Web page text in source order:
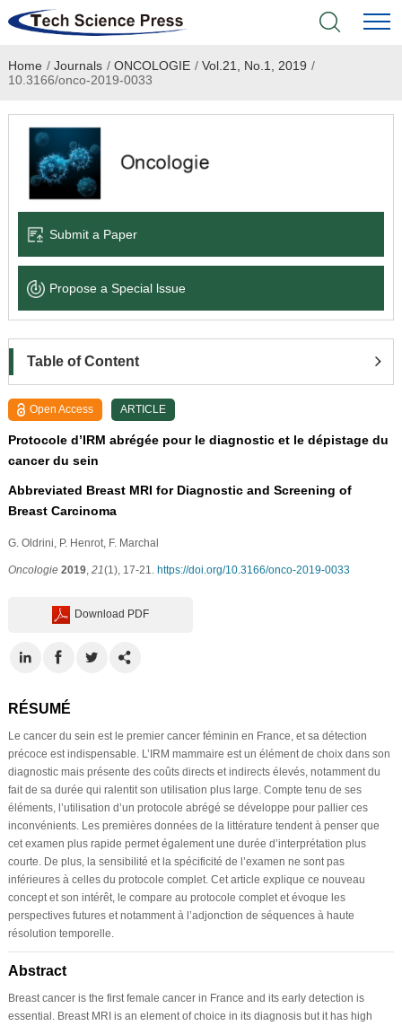
Home
Academic Journals
Books & Monographs
Language Service
News & Announcements
Home / Journals / ONCOLOGIE / Vol.21, No.1, 2019 /
10.3166/onco-2019-0033
Submit a Paper
Propose a Special lssue
Table of Content
Open Access ARTICLE
Protocole d’IRM abrégée pour le diagnostic et le dépistage du
cancer du sein
Abbreviated Breast MRI for Diagnostic and Screening of
Breast Carcinoma
G. Oldrini , P. Henrot, F. Marchal
Oncologie 2019, 21(1), 17-21. https://doi.org/10.3166/onco-2019-0033
Download PDF
RÉSUMÉ
Le cancer du sein est le premier cancer féminin en France, et sa détection
précoce est indispensable. L’IRM mammaire est un élément de choix dans son
diagnostic mais présente des coûts directs et indirects élevés, notamment du
fait de sa durée qui ralentit son utilisation plus large. Compte tenu de ses
éléments, l’utilisation d’un protocole abrégé se développe pour pallier ces
inconvénients. Les premières données de la littérature tendent à penser que
cet examen plus rapide permet également une durée d’interprétation plus
courte. De plus, la sensibilité et la spécificité de l’examen ne sont pas
inférieures à celles du protocole complet. Cet article explique ce nouveau
concept et son intérêt, le compare au protocole complet et évoque les
perspectives futures et notamment à l’adjonction de séquences à haute
résolution temporelle.
Abstract
Breast cancer is the first female cancer in France and its early detection is
essential. Breast MRI is an element of choice in its diagnosis but it has high